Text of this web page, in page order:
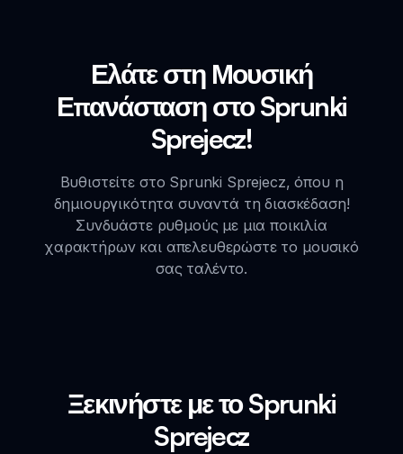
Ελάτε στη Μουσική
Επανάσταση στο Sprunki
Sprejecz!
Βυθιστείτε στο Sprunki Sprejecz, όπου η
δημιουργικότητα συναντά τη διασκέδαση!
Συνδυάστε ρυθμούς με μια ποικιλία
χαρακτήρων και απελευθερώστε το μουσικό
σας ταλέντο.
Ξεκινήστε με το Sprunki
Sprejecz